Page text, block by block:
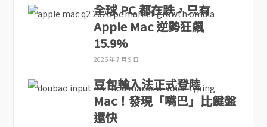
全球 PC 都在跌，只有
Apple Mac 逆勢狂飆
15.9%
2026 年 7 月 9 日
豆包輸入法正式登陸
Mac！發現「嘴巴」比鍵盤
還快